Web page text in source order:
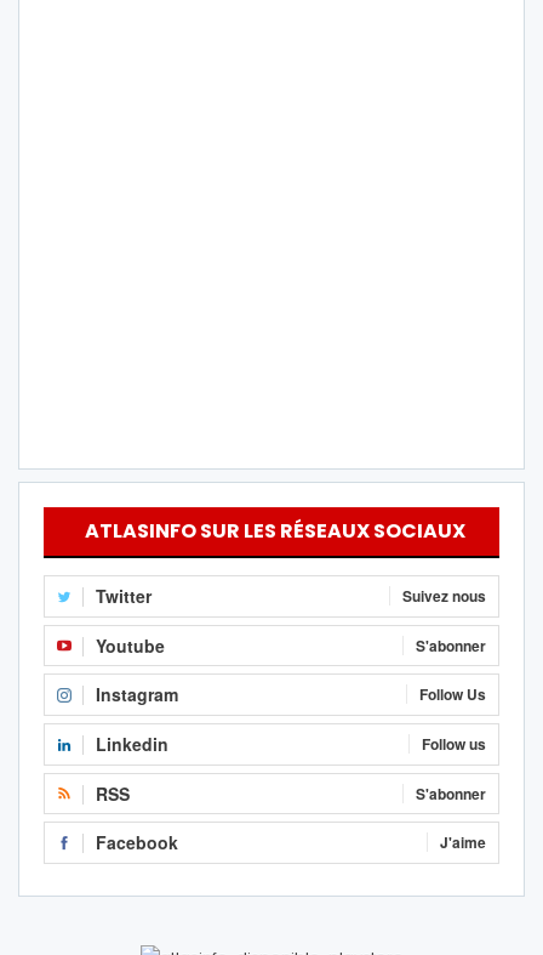
ATLASINFO SUR LES RÉSEAUX SOCIAUX
Twitter Suivez nous
Youtube S'abonner
Instagram Follow Us
Linkedin Follow us
RSS S'abonner
Facebook J'aime